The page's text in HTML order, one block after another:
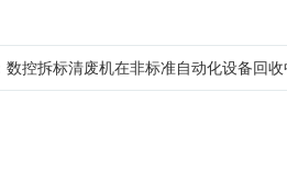
数控拆标清废机在非标准自动化设备回收